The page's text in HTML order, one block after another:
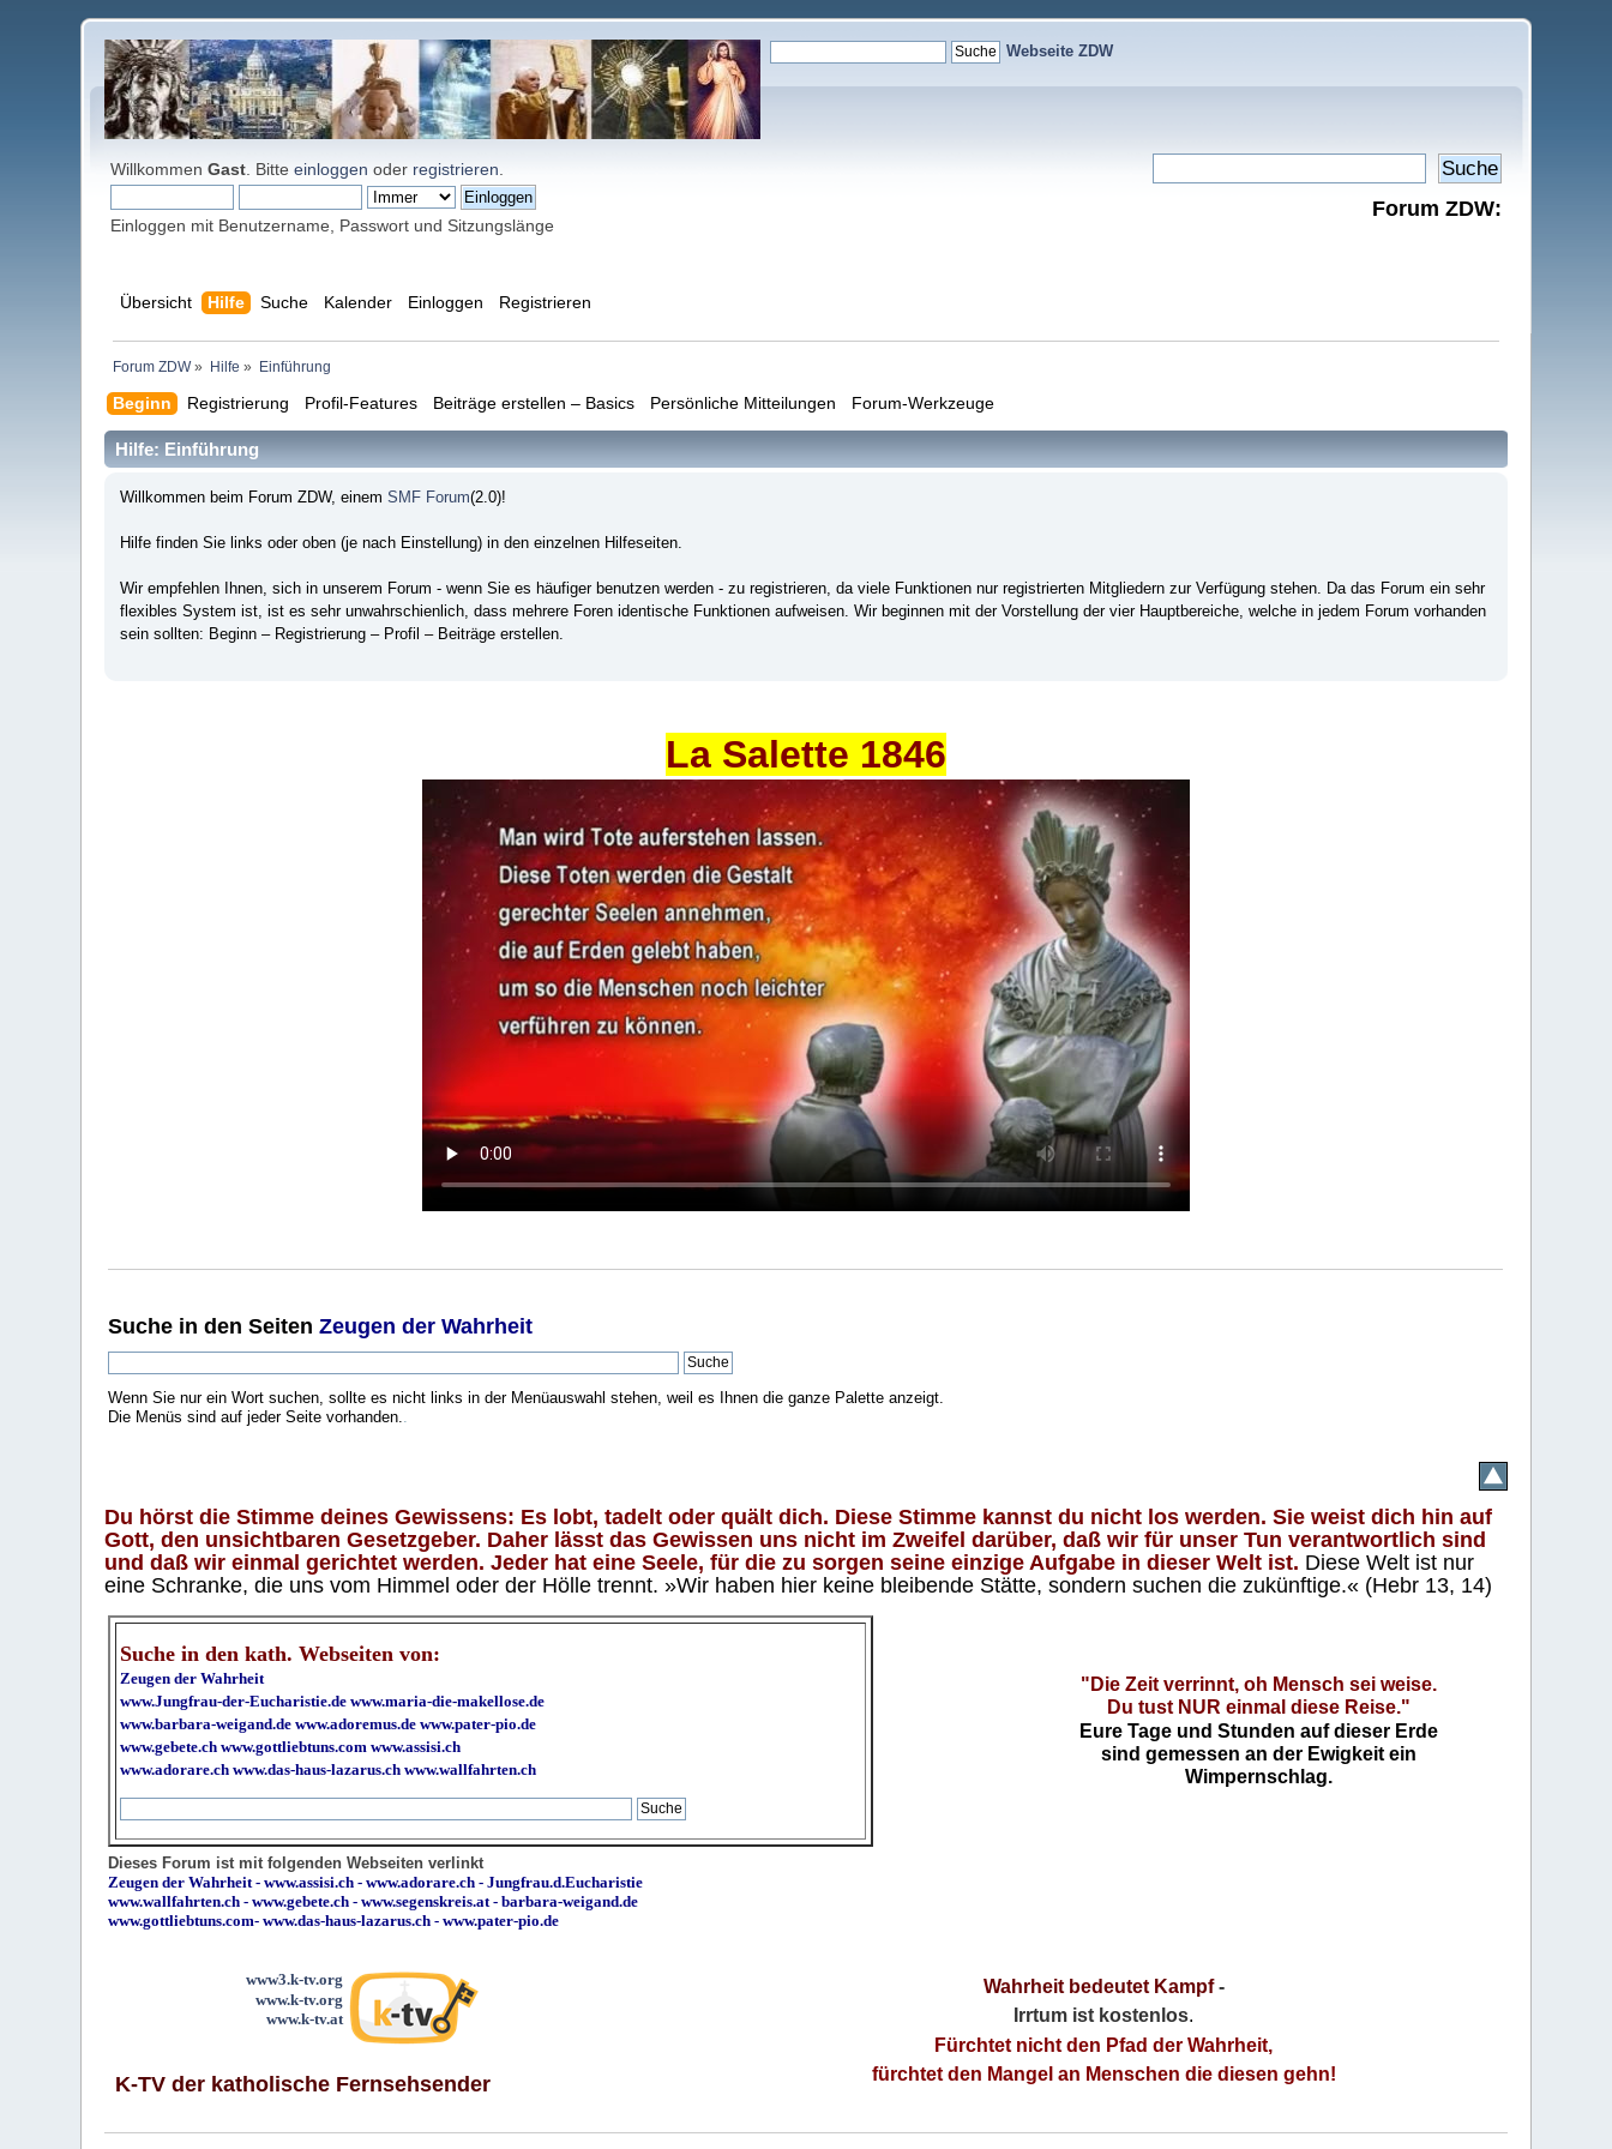
Webseite ZDW
WillkommenGast . Bitteeinloggen oder registrieren
Einloggen mit Benutzername, Passwort und Sitzungslänge
Forum ZDW:
Übersicht Hilfe Suche Kalender Einloggen Registrieren
Forum ZDW» Hilfe » Einführung
Beginn Registrierung Profil-Features Beiträge erstellen – Basics Persönliche Mitteilungen Forum-Werkzeuge
Hilfe: Einführung
Willkommen beim Forum ZDW, einem SMF Forum(2.0)!
Hilfe finden Sie links oder oben (je nach Einstellung) in den einzelnen Hilfeseiten.
Wir empfehlen Ihnen, sich in unserem Forum - wenn Sie es häufiger benutzen werden - zu registrieren, da viele Funktionen nur registrierten Mitgliedern zur Verfügung stehen. Da das Forum ein sehr
flexibles System ist, ist es sehr unwahrschienlich, dass mehrere Foren identische Funktionen aufweisen. Wir beginnen mit der Vorstellung der vier Hauptbereiche, welche in jedem Forum vorhanden
sein sollten: Beginn – Registrierung – Profil – Beiträge erstellen.
La Salette 1846
Suche in den SeitenZeugen der Wahrheit
Wenn Sie nur ein Wort suchen, sollte es nicht links in der Menüauswahl stehen, weil es Ihnen die ganze Palette anzeigt.
Die Menüs sind auf jeder Seite vorhanden..
Du hörst die Stimme deines Gewissens: Es lobt, tadelt oder quält dich. Diese Stimme kannst du nicht los werden. Sie weist dich hin auf
Gott, den unsichtbaren Gesetzgeber. Daher lässt das Gewissen uns nicht im Zweifel darüber, daß wir für unser Tun verantwortlich sind
und daß wir einmal gerichtet werden. Jeder hat eine Seele, für die zu sorgen seine einzige Aufgabe in dieser Welt ist. Diese Welt ist nur
eine Schranke, die uns vom Himmel oder der Hölle trennt. »Wir haben hier keine bleibende Stätte, sondern suchen die zukünftige.« (Hebr 13, 14)
Suche in den kath. Webseiten von:
Zeugen der Wahrheit
www.Jungfrau-der-Eucharistie.de www.maria-die-makellose.de
www.barbara-weigand.de www.adoremus.de www.pater-pio.de
www.gebete.ch www.gottliebtuns.com www.assisi.ch
www.adorare.ch www.das-haus-lazarus.ch www.wallfahrten.ch
"Die Zeit verrinnt, oh Mensch sei weise.
Du tust NUR einmal diese Reise."
Eure Tage und Stunden auf dieser Erde
sind gemessen an der Ewigkeit ein
Wimpernschlag.
Dieses Forum ist mit folgenden Webseiten verlinkt
Zeugen der Wahrheit-www.assisi.ch -www.adorare.ch -Jungfrau.d.Eucharistie
www.wallfahrten.ch -www.gebete.ch -www.segenskreis.at-barbara-weigand.de
www.gottliebtuns.com-www.das-haus-lazarus.ch - www.pater-pio.de
www3.k-tv.org
www.k-tv.org
www.k-tv.at
K-TV der katholische Fernsehsender
Wahrheit bedeutet Kampf-
Irrtum ist kostenlos.
Fürchtet nicht den Pfad der Wahrheit,
fürchtet den Mangel an Menschen die diesen gehn!